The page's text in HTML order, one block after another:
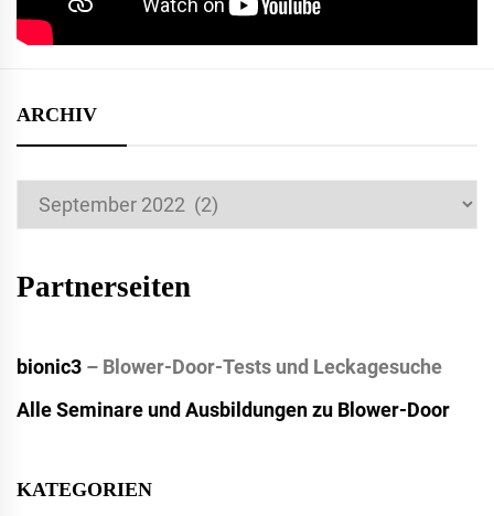
ARCHIV
Archiv
Partnerseiten
bionic3 – Blower-Door-Tests und Leckagesuche
Alle Seminare und Ausbildungen zu Blower-Door
KATEGORIEN